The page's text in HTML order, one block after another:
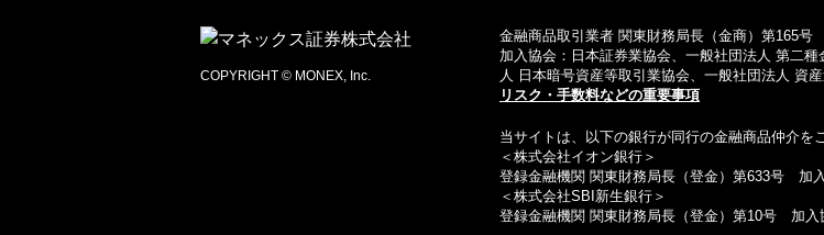
COPYRIGHT © MONEX, Inc.
金融商品取引業者 関東財務局長（金商）第165号
加入協会：日本証券業協会、一般社団法人 第二
人 日本暗号資産等取引業協会、一般社団法人 資
リスク・手数料などの重要事項
当サイトは、以下の銀行が同行の金融商品仲介を
＜株式会社イオン銀行＞
登録金融機関 関東財務局長（登金）第633号 加
＜株式会社SBI新生銀行＞
登録金融機関 関東財務局長（登金）第10号 加